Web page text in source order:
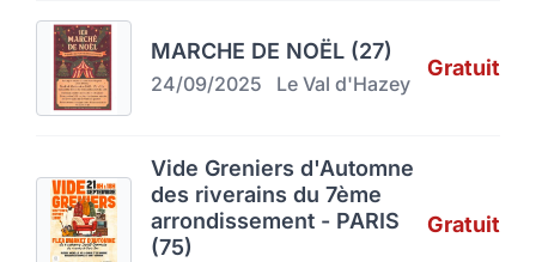
MARCHE DE NOËL (27)
24/09/2025 Le Val d'Hazey
Gratuit
Vide Greniers d'Automne
des riverains du 7ème
arrondissement - PARIS
(75)
Gratuit